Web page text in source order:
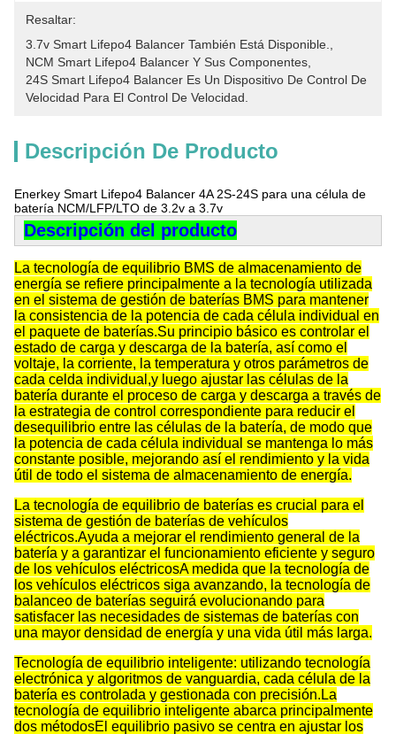
Resaltar:
3.7v Smart Lifepo4 Balancer También Está Disponible.
NCM Smart Lifepo4 Balancer Y Sus Componentes
24S Smart Lifepo4 Balancer Es Un Dispositivo De Control De
Velocidad Para El Control De Velocidad.
Descripción De Producto
Enerkey Smart Lifepo4 Balancer 4A 2S-24S para una célula de
batería NCM/LFP/LTO de 3.2v a 3.7v
Descripción del producto
La tecnología de equilibrio BMS de almacenamiento de
energía se refiere principalmente a la tecnología utilizada
en el sistema de gestión de baterías BMS para mantener
la consistencia de la potencia de cada célula individual en
el paquete de baterías.Su principio básico es controlar el
estado de carga y descarga de la batería, así como el
voltaje, la corriente, la temperatura y otros parámetros de
cada celda individual,y luego ajustar las células de la
batería durante el proceso de carga y descarga a través de
la estrategia de control correspondiente para reducir el
desequilibrio entre las células de la batería, de modo que
la potencia de cada célula individual se mantenga lo más
constante posible, mejorando así el rendimiento y la vida
útil de todo el sistema de almacenamiento de energía.
La tecnología de equilibrio de baterías es crucial para el
sistema de gestión de baterías de vehículos
eléctricos.Ayuda a mejorar el rendimiento general de la
batería y a garantizar el funcionamiento eficiente y seguro
de los vehículos eléctricosA medida que la tecnología de
los vehículos eléctricos siga avanzando, la tecnología de
balanceo de baterías seguirá evolucionando para
satisfacer las necesidades de sistemas de baterías con
una mayor densidad de energía y una vida útil más larga.
Tecnología de equilibrio inteligente: utilizando tecnología
electrónica y algoritmos de vanguardia, cada célula de la
batería es controlada y gestionada con precisión.La
tecnología de equilibrio inteligente abarca principalmente
dos métodosEl equilibrio pasivo se centra en ajustar los